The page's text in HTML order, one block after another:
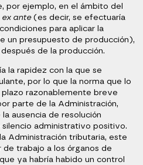
por ejemplo, en el ámbito del
ex ante(es decir, se efectuaría
para aplicar la
un presupuesto de producción),
de la producción.
la rapidez con la que se
por lo que la norma que lo
razonablemente breve
parte de la Administración,
ausencia de resolución
administrativo positivo.
Administración tributaria, este
trabajo a los órganos de
ya habría habido un control